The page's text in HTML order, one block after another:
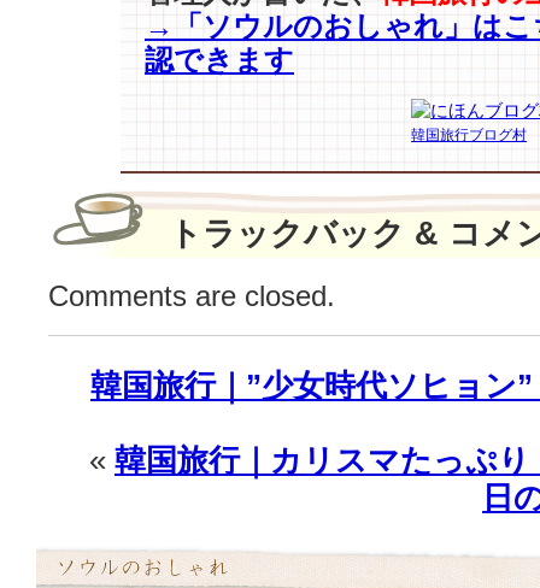
で、
フ
シ
ン
は
完
→「ソウルのおしゃれ」はこ
認できます
韓国旅行ブログ村
トラックバック & コメ
Comments are closed.
韓国旅行｜”少女時代ソヒョン
« 韓国旅行｜カリスマたっぷり
日